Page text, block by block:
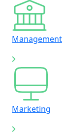
Management
Marketing